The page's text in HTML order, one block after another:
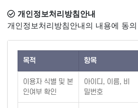
개인정보처리방침안내
개인정보처리방침안내의 내용에 동의
목적 항목
이용자 식별 및 본
인여부 확인
아이디, 이름, 비
밀번호